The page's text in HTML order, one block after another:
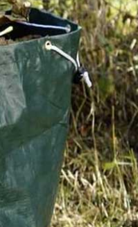
de vos déchets
tonte de
Sur Mer ?
la tonte de votre
la pelouse et
que vous devez ensuite
et pour gagner du
appel à un professionnel,
déchetterie. Renard 50
prix qui sont les moins